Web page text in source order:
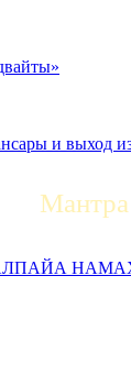
и выход
НАМАХ